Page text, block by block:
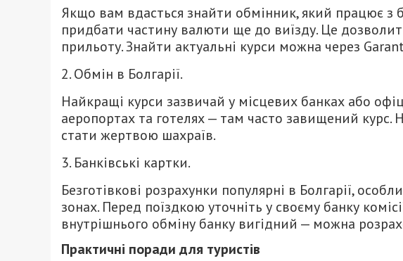
Якщо вам вдасться знайти обмінник, який працює з
придбати частину валюти ще до виїзду. Це
прильоту. Знайти актуальні курси можна через
2. Обмін в Болгарії.
Найкращі курси зазвичай у місцевих банках або
аеропортах та готелях — там часто завищений курс.
стати жертвою шахраїв.
3. Банківські картки.
Безготівкові розрахунки популярні в Болгарії,
зонах. Перед поїздкою уточніть у своєму банку
внутрішнього обміну банку вигідний — можна
Практичні поради для туристів